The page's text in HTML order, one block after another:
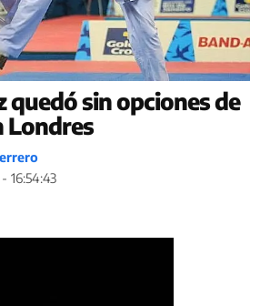
quedó sin opciones de
Londres
16:54:43